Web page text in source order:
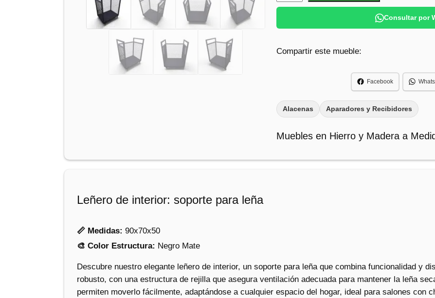
n
l
e
$
1
0
.
l
s
:
.
5
0
0
.
e
o
n
t
r
t
e
p
Consultar por
Compartir este mueble:
Facebook
Alacenas Aparadores y Recibidores
Muebles en Hierro y Madera a
Leñero de interior: soporte para leña
📏 Medidas: 90x70x50
🎨 Color Estructura: Negro Mate
Descubre nuestro elegante leñero de interior, un soporte para leña que combina funcionalidad y
robusto, con una estructura de rejilla que asegura ventilación adecuada para mantener la leña
permiten moverlo fácilmente, adaptándose a cualquier espacio del hogar, ideal para salones con